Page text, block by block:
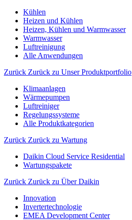
Kühlen
Heizen und Kühlen
Heizen, Kühlen und Warmwasser
Warmwasser
Luftreinigung
Alle Anwendungen
Zurück Zurück zu Unser Produktportfolio
Klimaanlagen
Wärmepumpen
Luftreiniger
Regelungssysteme
Alle Produktkategorien
Zurück Zurück zu Wartung
Daikin Cloud Service Residential
Wartungspakete
Zurück Zurück zu Über Daikin
Innovation
Invertertechnologie
EMEA Development Center